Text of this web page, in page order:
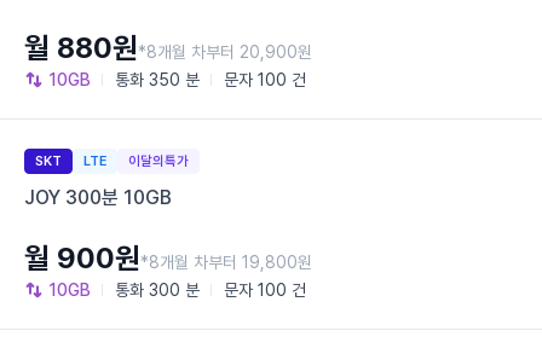
10GB 통화 350 분 문자 100 건
월 880원*8개월 차부터 20,900원
SKT LTE 이달의특가
JOY 300분 10GB
10GB 통화 300 분 문자 100 건
월 900원*8개월 차부터 19,800원